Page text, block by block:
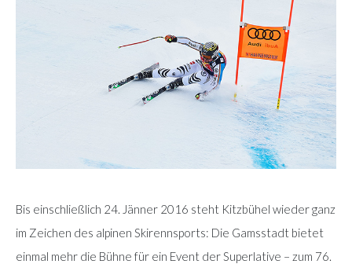
Bis einschließlich 24. Jänner 2016 steht Kitzbühel wieder ganz
im Zeichen des alpinen Skirennsports: Die Gamsstadt bietet
einmal mehr die Bühne für ein Event der Superlative – zum 76.